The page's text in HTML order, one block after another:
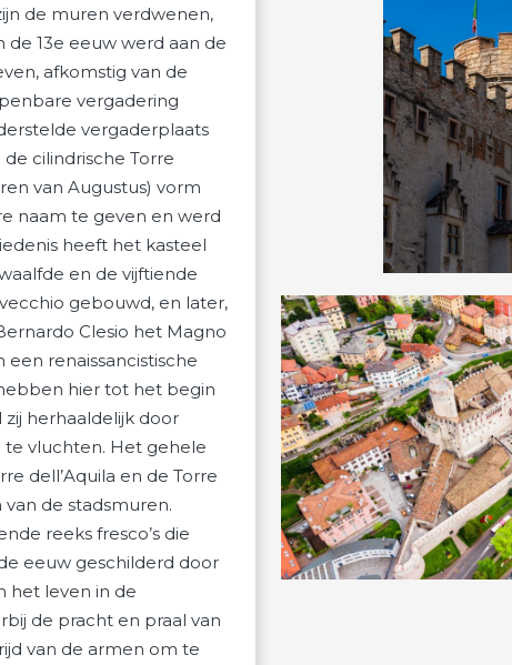
de muren verdwenen,
13e eeuw werd aan de
afkomstig van de
vergadering
vergaderplaats
cilindrische Torre
van Augustus) vorm
naam te geven en werd
heeft het kasteel
en de vijftiende
gebouwd, en later,
Clesio het Magno
renaissancistische
hier tot het begin
herhaaldelijk door
vluchten. Het gehele
dell’Aquila en de Torre
de stadsmuren.
reeks fresco’s die
eeuw geschilderd door
het leven in de
de pracht en praal van
van de armen om te